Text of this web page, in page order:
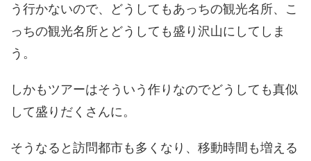
う行かないので、どうしてもあっちの観光名所、こ
っちの観光名所とどうしても盛り沢山にしてしま
う。
しかもツアーはそういう作りなのでどうしても真似
して盛りだくさんに。
そうなると訪問都市も多くなり、移動時間も増える